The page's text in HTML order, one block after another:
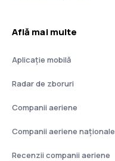
Află mai multe
Aplicație mobilă
Radar de zboruri
Companii aeriene
Companii aeriene naţionale
Recenzii companii aeriene